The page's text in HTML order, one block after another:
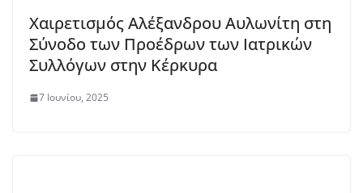
Χαιρετισμός Αλέξανδρου Αυλωνίτη στη
Σύνοδο των Προέδρων των Ιατρικών
Συλλόγων στην Κέρκυρα
7 Ιουνίου, 2025